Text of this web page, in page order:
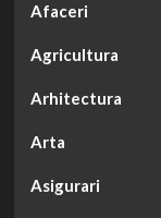
Afaceri
Agricultura
Arhitectura
Arta
Asigurari